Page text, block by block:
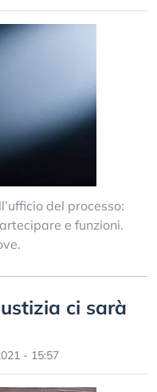
del processo:
e funzioni.
ci sarà
- 15:57